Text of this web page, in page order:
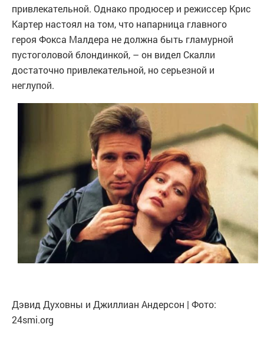
привлекательной. Однако продюсер и режиссер Крис
Картер настоял на том, что напарница главного
героя Фокса Малдера не должна быть гламурной
пустоголовой блондинкой, – он видел Скалли
достаточно привлекательной, но серьезной и
неглупой.
Дэвид Духовны и Джиллиан Андерсон | Фото:
24smi.org